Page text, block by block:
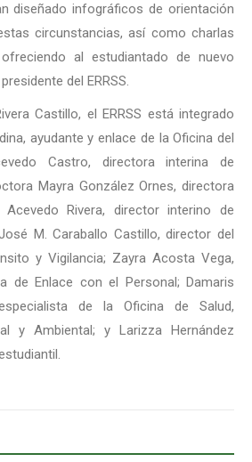
diseñado infográficos de orientación
circunstancias, así como charlas
al estudiantado de nuevo
del ERRSS.
Castillo, el ERRSS está integrado
ayudante y enlace de la Oficina del
Castro, directora interina de
Mayra González Ornes, directora
Rivera, director interino de
M. Caraballo Castillo, director del
y Vigilancia; Zayra Acosta Vega,
de Enlace con el Personal; Damaris
de la Oficina de Salud,
y Ambiental; y Larizza Hernández